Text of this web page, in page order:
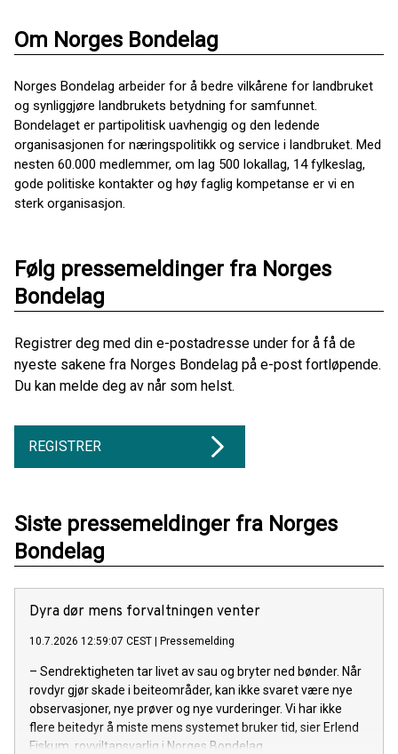
Om Norges Bondelag
Norges Bondelag arbeider for å bedre vilkårene for landbruket
og synliggjøre landbrukets betydning for samfunnet.
Bondelaget er partipolitisk uavhengig og den ledende
organisasjonen for næringspolitikk og service i landbruket. Med
nesten 60.000 medlemmer, om lag 500 lokallag, 14 fylkeslag,
gode politiske kontakter og høy faglig kompetanse er vi en
sterk organisasjon.
Følg pressemeldinger fra Norges
Bondelag
Registrer deg med din e-postadresse under for å få de
nyeste sakene fra Norges Bondelag på e-post fortløpende.
Du kan melde deg av når som helst.
REGISTRER
Siste pressemeldinger fra Norges
Bondelag
Dyra dør mens forvaltningen venter
10.7.2026 12:59:07 CEST | Pressemelding
– Sendrektigheten tar livet av sau og bryter ned bønder. Når
rovdyr gjør skade i beiteområder, kan ikke svaret være nye
observasjoner, nye prøver og nye vurderinger. Vi har ikke
flere beitedyr å miste mens systemet bruker tid, sier Erlend
Fiskum, rovviltansvarlig i Norges Bondelag.